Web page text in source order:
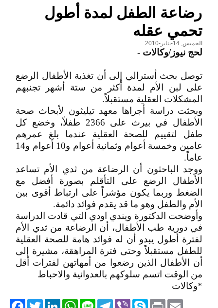
رضاعة الطفل لمدة أطول
تحمي عقله
الخميس, 14-يناير-2010
لحج نيوز/وكالات -
توصل بحث أسترالي إلى أن تغذية الأطفال الرضع
على لبن الأم لمدة أكثر من ستة أشهر تجنبهم
المشكلات العقلية مستقبلاً.
وبحثت دراسة أجراها معهد تيليثون لأبحاث صحة
الأطفال في بيرث على 2366 طفلاً، وخضع كل
طفل لتقييم للصحة العقلية عندما بلغ عمرهم
عامين وخمسة أعوام وثمانية أعوام و10 أعوام و14
عاماً.
ووجد الباحثون أن الرضاعة من ثدي الأم تساعد
الأطفال الرضع على التأقلم بصورة أفضل مع
الضغط وربما يكون مؤشراً على ارتباط أقوى بين
الأم والطفل وهو ما قد يقدم فوائد دائمة.
وأوضحت الدكتورة ويندي اودي التي قادت الدراسة
في دورية طب الأطفال، أن الرضاعة من ثدي الأم
لفترة أطول يبدو أن له فوائد هامة للصحة العقلية
للطفل مستقبلاً وحتى فترة المراهقة، مشيرة إلى
أن الأطفال الذين رضعوا من أمهاتهن لفترات أقل
من الوقت اتسم سلوكهم بالعدوانية والاحباط
*وكالات
TwitterLinkedIn
WhatsApp Line
Telegram ViberSkype PrintEmail